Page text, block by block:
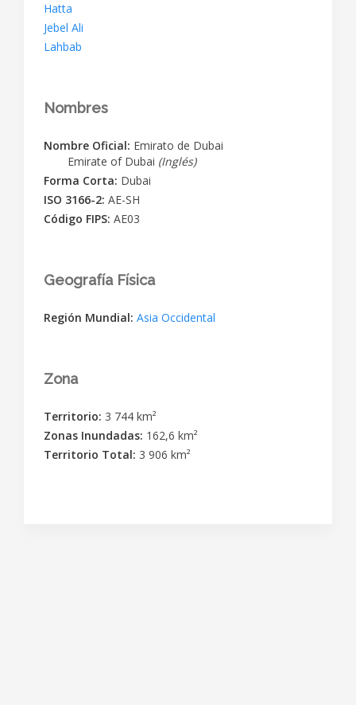
Hatta
Jebel Ali
Lahbab
Nombres
Nombre Oficial: Emirato de Dubai
Emirate of Dubai (Inglés)
Forma Corta: Dubai
ISO 3166-2: AE-SH
Código FIPS: AE03
Geografía Física
Región Mundial: Asia Occidental
Zona
Territorio: 3 744 km²
Zonas Inundadas: 162,6 km²
Territorio Total: 3 906 km²